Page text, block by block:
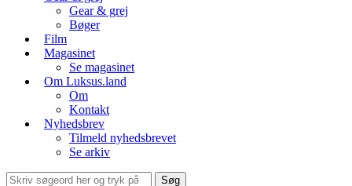
Gear & grej
Bøger
Film
Magasinet
Se magasinet
Om Luksus.land
Om
Kontakt
Nyhedsbrev
Tilmeld nyhedsbrevet
Se arkiv